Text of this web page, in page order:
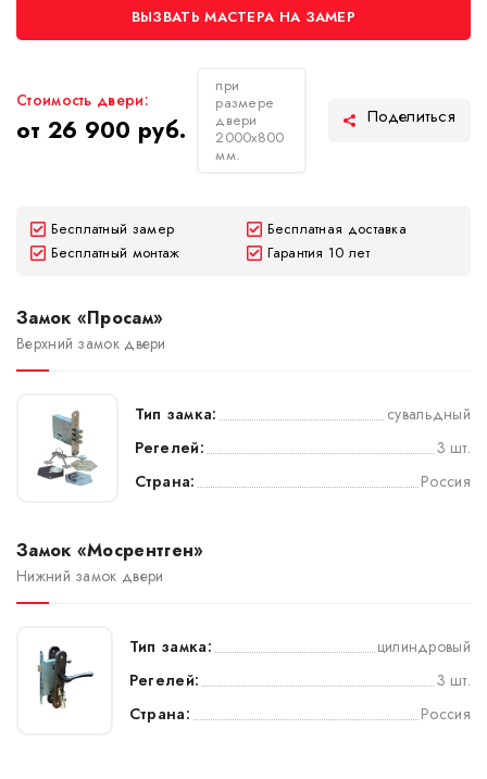
ВЫЗВАТЬ МАСТЕРА НА ЗАМЕР
Стоимость двери:
от 26 900 руб.
при
размере
двери
2000х800
мм.
Бесплатный замер
Бесплатная доставка
Бесплатный монтаж
Гарантия 10 лет
Замок «Просам»
Верхний замок двери
Тип замка:
сувальдный
Регелей:
3 шт.
Страна:
Россия
Замок «Мосрентген»
Нижний замок двери
Тип замка:
цилиндровый
Регелей:
3 шт.
Страна:
Россия